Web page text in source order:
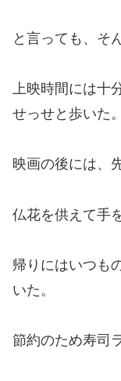
と言っても、そ
上映時間には十
せっせと歩いた。
映画の後には、
仏花を供えて手
帰りにはいつも
いた。
節約のため寿司